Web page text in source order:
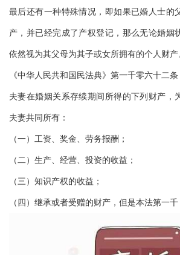
最后还有一种特殊情况，即如果已婚人士的
产，并已经完成了产权登记，那么无论婚姻
依然视为其父母为其子或女所拥有的个人财产
《中华人民共和国民法典》第一千零六十二条
夫妻在婚姻关系存续期间所得的下列财产，
夫妻共同所有：
（一）工资、奖金、劳务报酬；
（二）生产、经营、投资的收益；
（三）知识产权的收益；
（四）继承或者受赠的财产，但是本法第一千